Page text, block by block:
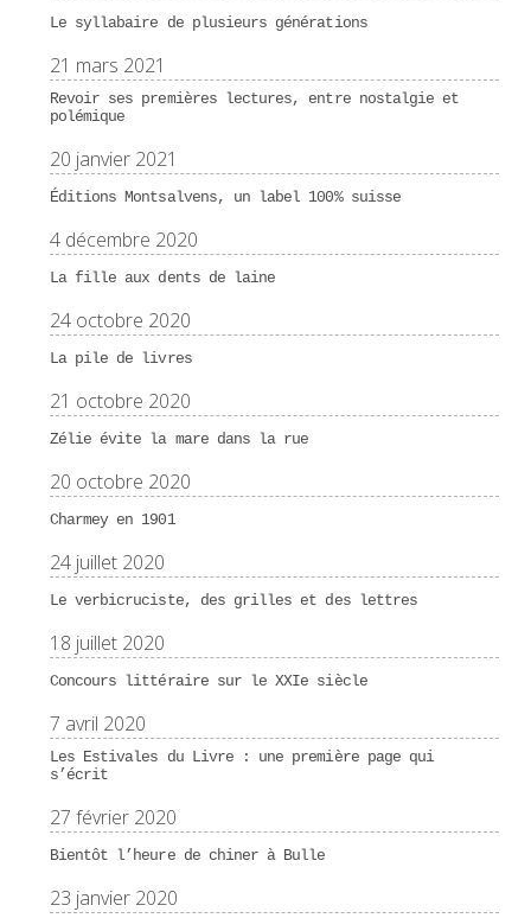
Le syllabaire de plusieurs générations
21 mars 2021
Revoir ses premières lectures, entre nostalgie et
polémique
20 janvier 2021
Éditions Montsalvens, un label 100% suisse
4 décembre 2020
La fille aux dents de laine
24 octobre 2020
La pile de livres
21 octobre 2020
Zélie évite la mare dans la rue
20 octobre 2020
Charmey en 1901
24 juillet 2020
Le verbicruciste, des grilles et des lettres
18 juillet 2020
Concours littéraire sur le XXIe siècle
7 avril 2020
Les Estivales du Livre : une première page qui
s’écrit
27 février 2020
Bientôt l’heure de chiner à Bulle
23 janvier 2020